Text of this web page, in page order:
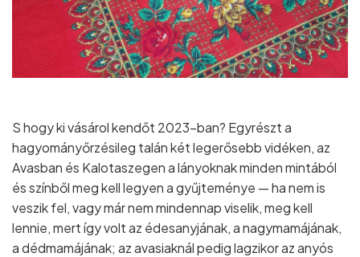
S hogy ki vásárol kendőt 2023-ban? Egyrészt a
hagyományőrzésileg talán két legerősebb vidéken, az
Avasban és Kalotaszegen a lányoknak minden mintából
és színből meg kell legyen a gyűjteménye — ha nem is
veszik fel, vagy már nem mindennap viselik, meg kell
lennie, mert így volt az édesanyjának, a nagymamájának,
a dédmamájának; az avasiaknál pedig lagzikor az anyós